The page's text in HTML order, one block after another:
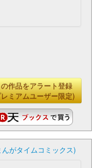
作品をアラート登録
ミアムユーザー限定)
がタイムコミックス)